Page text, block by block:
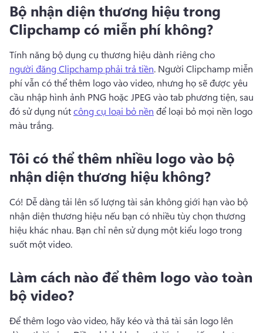
Bộ nhận diện thương hiệu trong
Clipchamp có miễn phí không?
Tính năng bộ dụng cụ thương hiệu dành riêng cho
người đăng Clipchamp phải trả tiền. Người Clipchamp miễn
phí vẫn có thể thêm logo vào video, nhưng họ sẽ được yêu
cầu nhập hình ảnh PNG hoặc JPEG vào tab phương tiện, sau
đó sử dụng nút công cụ loại bỏ nền để loại bỏ mọi nền logo
màu trắng.
Tôi có thể thêm nhiều logo vào bộ
nhận diện thương hiệu không?
Có! Dễ dàng tải lên số lượng tài sản không giới hạn vào bộ
nhận diện thương hiệu nếu bạn có nhiều tùy chọn thương
hiệu khác nhau. Bạn chỉ nên sử dụng một kiểu logo trong
suốt một video.
Làm cách nào để thêm logo vào toàn
bộ video?
Để thêm logo vào video, hãy kéo và thả tài sản logo lên